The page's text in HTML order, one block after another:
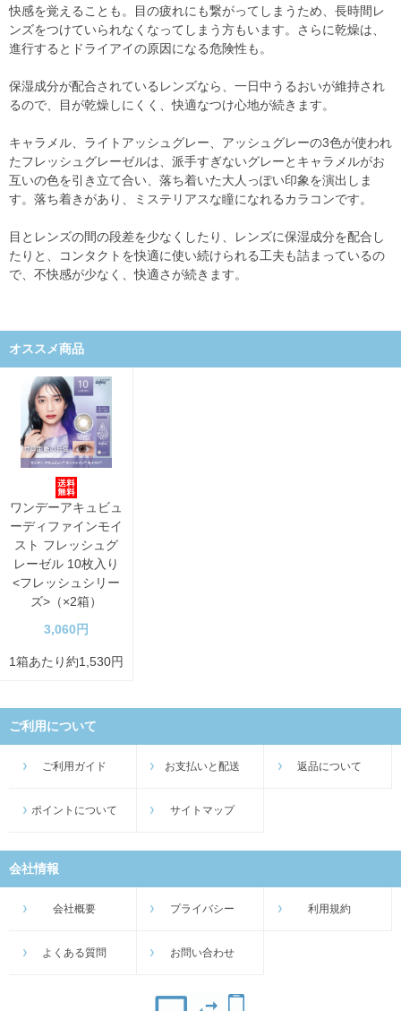
快感を覚えることも。目の疲れにも繋がってしまうため、長時間レ
ンズをつけていられなくなってしまう方もいます。さらに乾燥は、
進行するとドライアイの原因になる危険性も。
保湿成分が配合されているレンズなら、一日中うるおいが維持され
るので、目が乾燥しにくく、快適なつけ心地が続きます。
キャラメル、ライトアッシュグレー、アッシュグレーの3色が使われ
たフレッシュグレーゼルは、派手すぎないグレーとキャラメルがお
互いの色を引き立て合い、落ち着いた大人っぽい印象を演出しま
す。落ち着きがあり、ミステリアスな瞳になれるカラコンです。
目とレンズの間の段差を少なくしたり、レンズに保湿成分を配合し
たりと、コンタクトを快適に使い続けられる工夫も詰まっているの
で、不快感が少なく、快適さが続きます。
オススメ商品
ワンデーアキュビュ
ーディファインモイ
スト フレッシュグ
レーゼル 10枚入り
<フレッシュシリー
ズ>（×2箱）
3,060円
1箱あたり約1,530円
ご利用について
ご利用ガイド お支払いと配送 返品について
ポイントについて サイトマップ
会社情報
会社概要 プライバシー 利用規約
よくある質問 お問い合わせ